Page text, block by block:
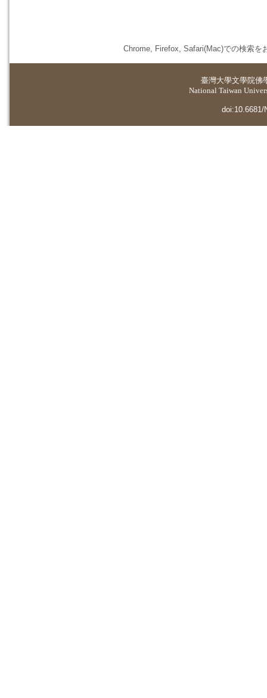
Chrome, Firefox, Safari(Mac)での検索を
臺灣大學文學院佛
National Taiwan
doi:10.6681/